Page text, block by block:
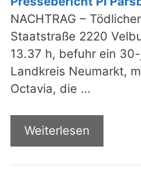
NACHTRAG –
Staatstraße 2220
13.37 h, befuhr ein
Landkreis Neumarkt,
Octavia, die ...
Weiterlesen